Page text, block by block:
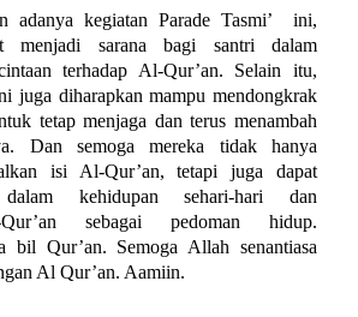
kegiatan Parade Tasmi’ ini,
menjadi sarana bagi santri dalam
terhadap Al-Qur’an. Selain itu,
juga diharapkan mampu mendongkrak
tetap menjaga dan terus menambah
Dan semoga mereka tidak hanya
isi Al-Qur’an, tetapi juga dapat
dalam kehidupan sehari-hari dan
sebagai pedoman hidup.
bil Qur’an. Semoga Allah senantiasa
Al Qur’an. Aamiin.